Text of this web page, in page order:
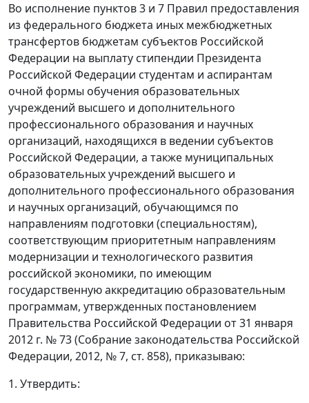
Во исполнение пунктов 3 и 7 Правил предоставления
из федерального бюджета иных межбюджетных
трансфертов бюджетам субъектов Российской
Федерации на выплату стипендии Президента
Российской Федерации студентам и аспирантам
очной формы обучения образовательных
учреждений высшего и дополнительного
профессионального образования и научных
организаций, находящихся в ведении субъектов
Российской Федерации, а также муниципальных
образовательных учреждений высшего и
дополнительного профессионального образования
и научных организаций, обучающимся по
направлениям подготовки (специальностям),
соответствующим приоритетным направлениям
модернизации и технологического развития
российской экономики, по имеющим
государственную аккредитацию образовательным
программам, утвержденных постановлением
Правительства Российской Федерации от 31 января
2012 г. № 73 (Собрание законодательства Российской
Федерации, 2012, № 7, ст. 858), приказываю:
1. Утвердить: